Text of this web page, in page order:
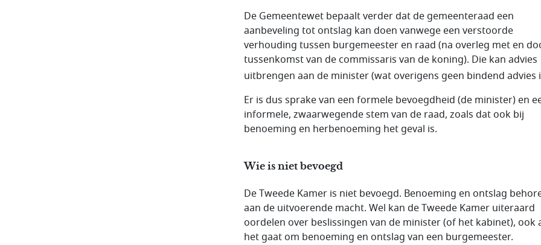
De Gemeentewet bepaalt verder dat de gemeenteraad een
aanbeveling tot ontslag kan doen vanwege een verstoorde
verhouding tussen burgemeester en raad (na overleg met en
tussenkomst van de commissaris van de koning). Die kan advies
uitbrengen aan de minister (wat overigens geen bindend advies
Er is dus sprake van een formele bevoegdheid (de minister) en
informele, zwaarwegende stem van de raad, zoals dat ook bij
benoeming en herbenoeming het geval is.
Wie is niet bevoegd
De Tweede Kamer is niet bevoegd. Benoeming en ontslag
aan de uitvoerende macht. Wel kan de Tweede Kamer uiteraard
oordelen over beslissingen van de minister (of het kabinet), ook
het gaat om benoeming en ontslag van een burgemeester.